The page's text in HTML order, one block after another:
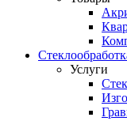
Услуги